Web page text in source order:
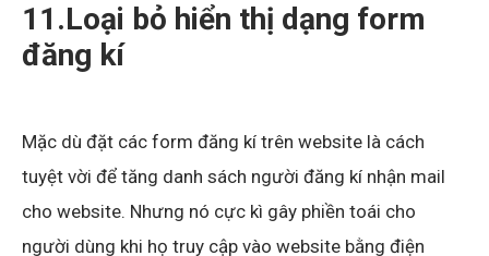
11.Loại bỏ hiển thị dạng form
đăng kí
Mặc dù đặt các form đăng kí trên website là cách
tuyệt vời để tăng danh sách người đăng kí nhận mail
cho website. Nhưng nó cực kì gây phiền toái cho
người dùng khi họ truy cập vào website bằng điện